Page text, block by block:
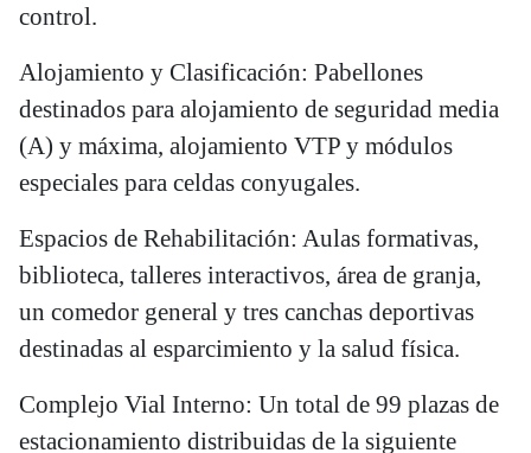
control.
Alojamiento y Clasificación: Pabellones
destinados para alojamiento de seguridad media
(A) y máxima, alojamiento VTP y módulos
especiales para celdas conyugales.
Espacios de Rehabilitación: Aulas formativas,
biblioteca, talleres interactivos, área de granja,
un comedor general y tres canchas deportivas
destinadas al esparcimiento y la salud física.
Complejo Vial Interno: Un total de 99 plazas de
estacionamiento distribuidas de la siguiente